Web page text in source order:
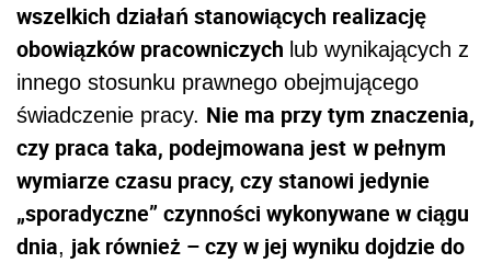
wszelkich działań stanowiących realizację
obowiązków pracowniczych lub wynikających z
innego stosunku prawnego obejmującego
świadczenie pracy. Nie ma przy tym znaczenia,
czy praca taka, podejmowana jest w pełnym
wymiarze czasu pracy, czy stanowi jedynie
„sporadyczne” czynności wykonywane w ciągu
dnia, jak również – czy w jej wyniku dojdzie do